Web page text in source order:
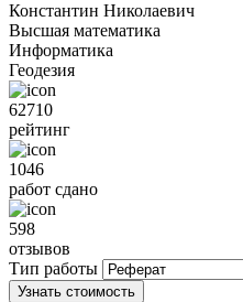
Константин Николаевич
Высшая математика
Информатика
Геодезия
62710
рейтинг
1046
работ сдано
598
отзывов
Тип работы
Узнать стоимость